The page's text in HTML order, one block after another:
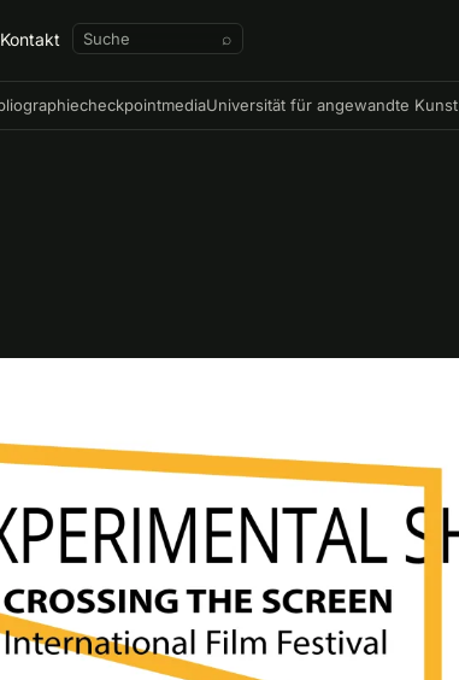
Kontakt ⌕
checkpointmediaUniversität für angewandte Kunst